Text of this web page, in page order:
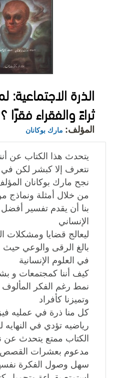
الذرة الاجتماعية:
ثراءً والفقراء فقرًا ؟
المؤلف: مارك بوكانان
يتحدث هذا الكتاب عن
نتعرف إلا كبشر لكن
نجح مارك بوكانان
من خلال أمثلة ونماذج
بنا أن يقدم تفسير
الإنساني
ليعالج قضايا ومشكلات
بالغ الرقى والوعي حيث
في العلوم الإنسانية
كيف أننا كمجتمعات و
نمط رغم الفكر المألوف
وتميزنا كأفراد
كل منا ذرة في عمليه
رياضيه تؤدي في النهايه
الكتاب ممتع يتحدث عن
مدعوم بعشرات القصص
سهل وصول الفكرة